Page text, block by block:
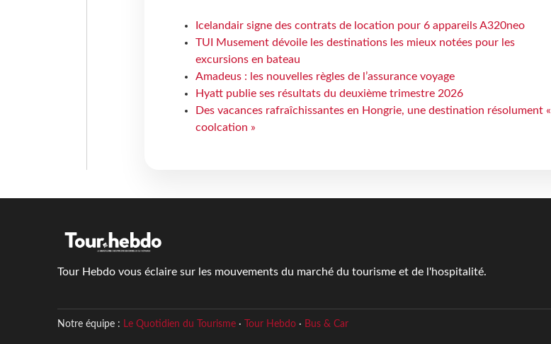
Icelandair signe des contrats de location pour 6 appareils A320neo
TUI Musement dévoile les destinations les mieux notées pour les
excursions en bateau
Amadeus : les nouvelles règles de l’assurance voyage
Hyatt publie ses résultats du deuxième trimestre 2026
Des vacances rafraîchissantes en Hongrie, une destination résolument «
coolcation »
Tour Hebdo vous éclaire sur les mouvements du marché du tourisme et de l'hospitalité.
Notre équipe : Le Quotidien du Tourisme· Tour Hebdo· Bus & Car